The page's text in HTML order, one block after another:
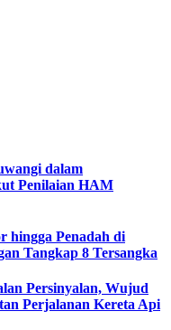
dalam
Penilaian HAM
hingga Penadah di
Tangkap 8 Tersangka
Persinyalan, Wujud
Perjalanan Kereta Api